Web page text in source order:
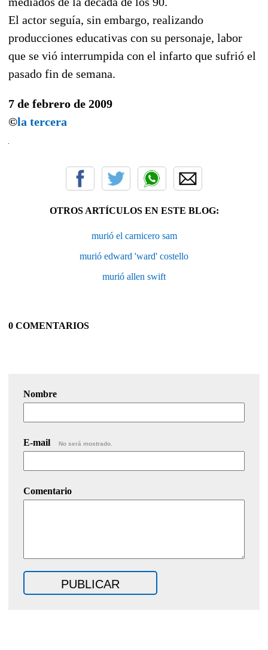
El actor seguía, sin embargo, realizando
producciones educativas con su personaje, labor
que se vió interrumpida con el infarto que sufrió el
pasado fin de semana.
7 de febrero de 2009
©la tercera
OTROS ARTÍCULOS EN ESTE BLOG:
murió el carnicero sam
murió edward 'ward' costello
murió allen swift
0 COMENTARIOS
Nombre
E-mail No será mostrado.
Comentario